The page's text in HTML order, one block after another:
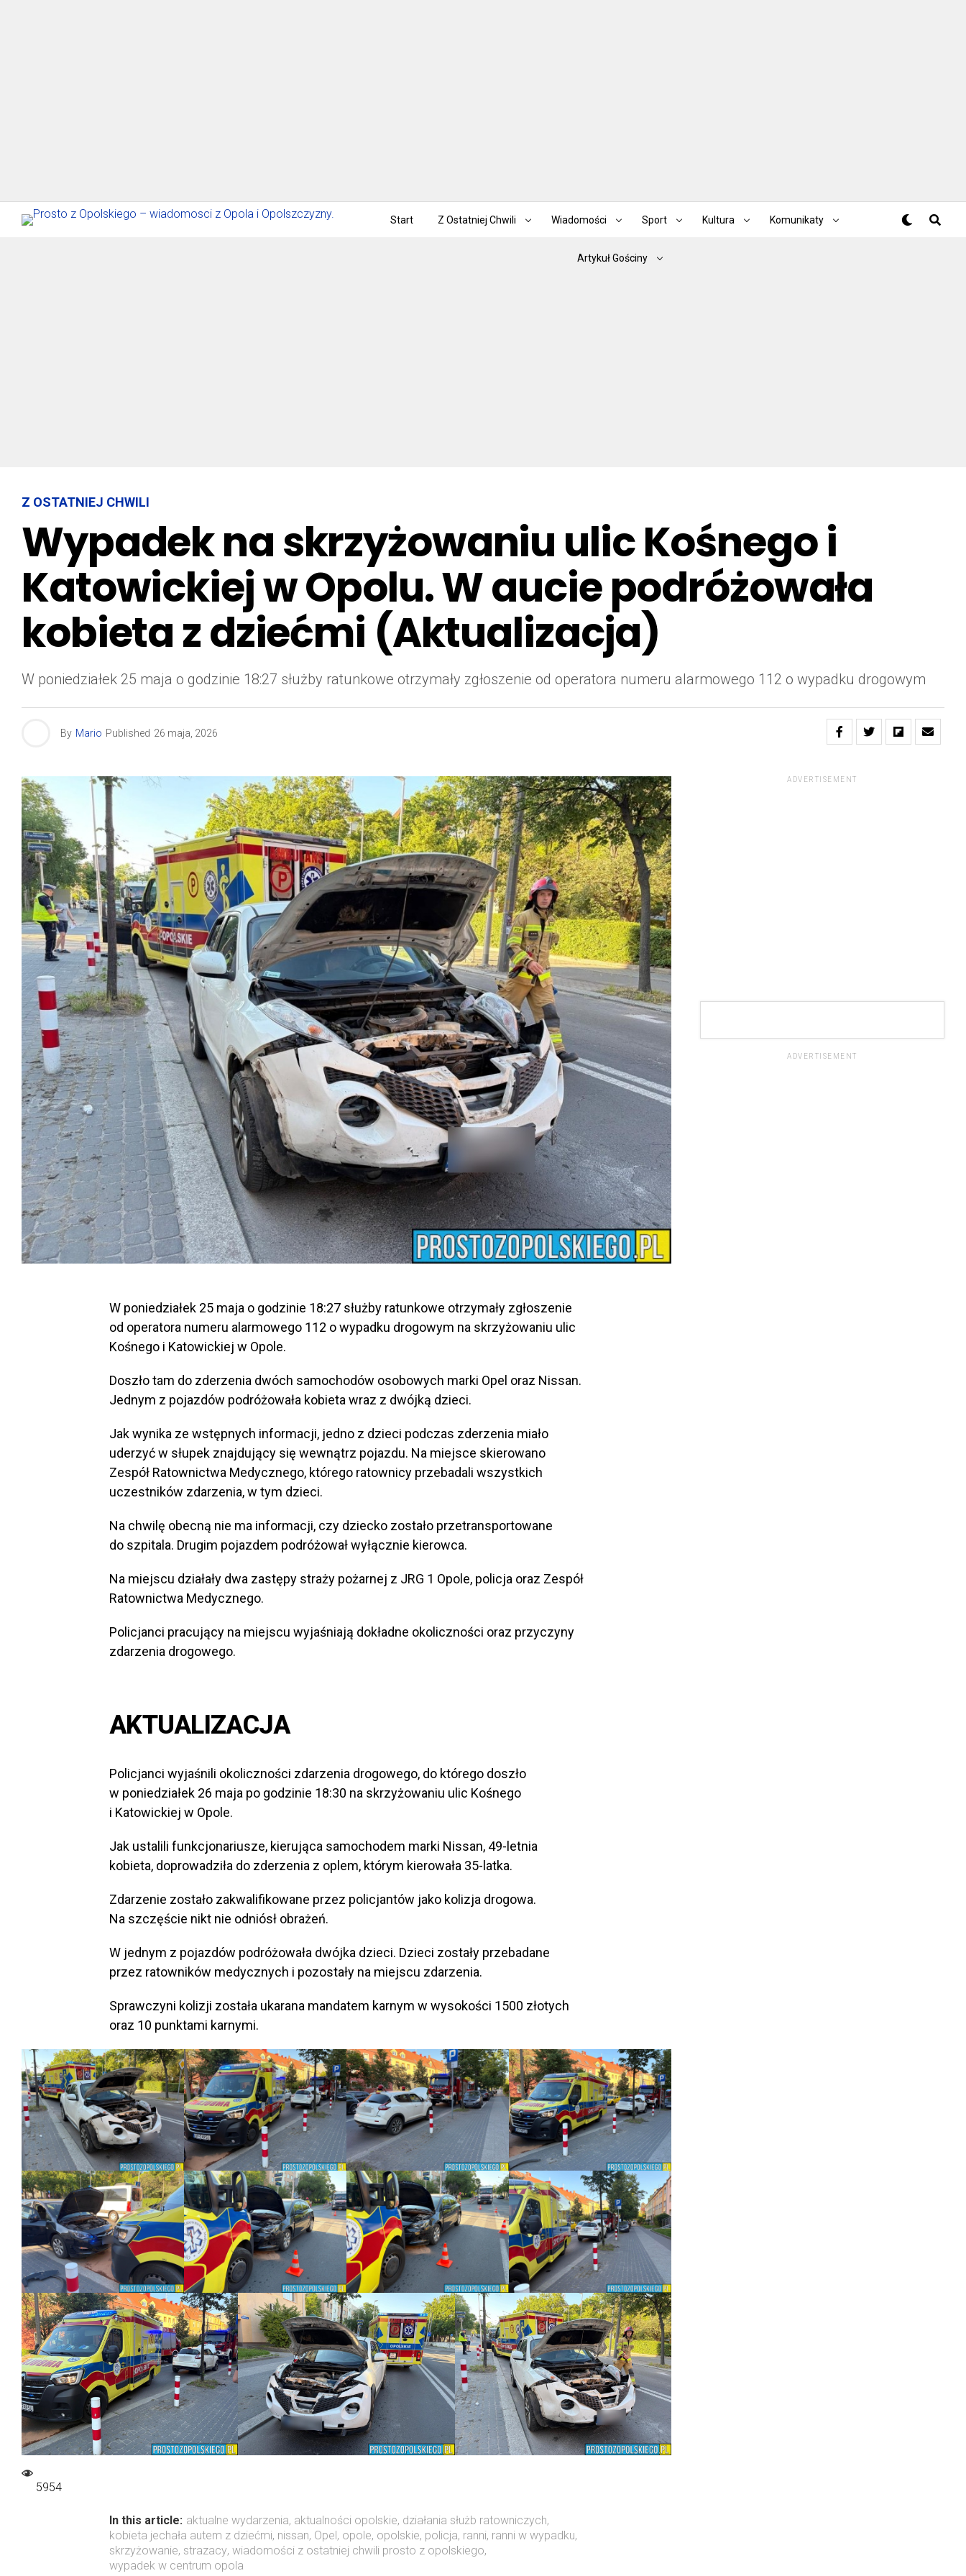
Start Z Ostatniej Chwili Wiadomości Sport Kultura Komunikaty
Artykuł Gościny
Z OSTATNIEJ CHWILI
Wypadek na skrzyżowaniu ulic Kośnego i
Katowickiej w Opolu. W aucie podróżowała
kobieta z dziećmi (Aktualizacja)
W poniedziałek 25 maja o godzinie 18:27 służby ratunkowe otrzymały zgłoszenie od operatora numeru alarmowego 112 o wypadku drogowym
By Mario Published 26 maja, 2026
W poniedziałek 25 maja o godzinie 18:27 służby ratunkowe otrzymały zgłoszenie
od operatora numeru alarmowego 112 o wypadku drogowym na skrzyżowaniu ulic
Kośnego i Katowickiej w Opole.
Doszło tam do zderzenia dwóch samochodów osobowych marki Opel oraz Nissan.
Jednym z pojazdów podróżowała kobieta wraz z dwójką dzieci.
Jak wynika ze wstępnych informacji, jedno z dzieci podczas zderzenia miało
uderzyć w słupek znajdujący się wewnątrz pojazdu. Na miejsce skierowano
Zespół Ratownictwa Medycznego, którego ratownicy przebadali wszystkich
uczestników zdarzenia, w tym dzieci.
Na chwilę obecną nie ma informacji, czy dziecko zostało przetransportowane
do szpitala. Drugim pojazdem podróżował wyłącznie kierowca.
Na miejscu działały dwa zastępy straży pożarnej z JRG 1 Opole, policja oraz Zespół
Ratownictwa Medycznego.
Policjanci pracujący na miejscu wyjaśniają dokładne okoliczności oraz przyczyny
zdarzenia drogowego.
AKTUALIZACJA
Policjanci wyjaśnili okoliczności zdarzenia drogowego, do którego doszło
w poniedziałek 26 maja po godzinie 18:30 na skrzyżowaniu ulic Kośnego
i Katowickiej w Opole.
Jak ustalili funkcjonariusze, kierująca samochodem marki Nissan, 49-letnia
kobieta, doprowadziła do zderzenia z oplem, którym kierowała 35-latka.
Zdarzenie zostało zakwalifikowane przez policjantów jako kolizja drogowa.
Na szczęście nikt nie odniósł obrażeń.
W jednym z pojazdów podróżowała dwójka dzieci. Dzieci zostały przebadane
przez ratowników medycznych i pozostały na miejscu zdarzenia.
Sprawczyni kolizji została ukarana mandatem karnym w wysokości 1500 złotych
oraz 10 punktami karnymi.
5954
In this article: aktualne wydarzenia, aktualności opolskie, działania służb ratowniczych,
kobieta jechała autem z dziećmi, nissan, Opel, opole, opolskie, policja, ranni, ranni w wypadku,
skrzyżowanie, strazacy, wiadomości z ostatniej chwili prosto z opolskiego,
wypadek w centrum opola
ADVERTISEMENT
ADVERTISEMENT